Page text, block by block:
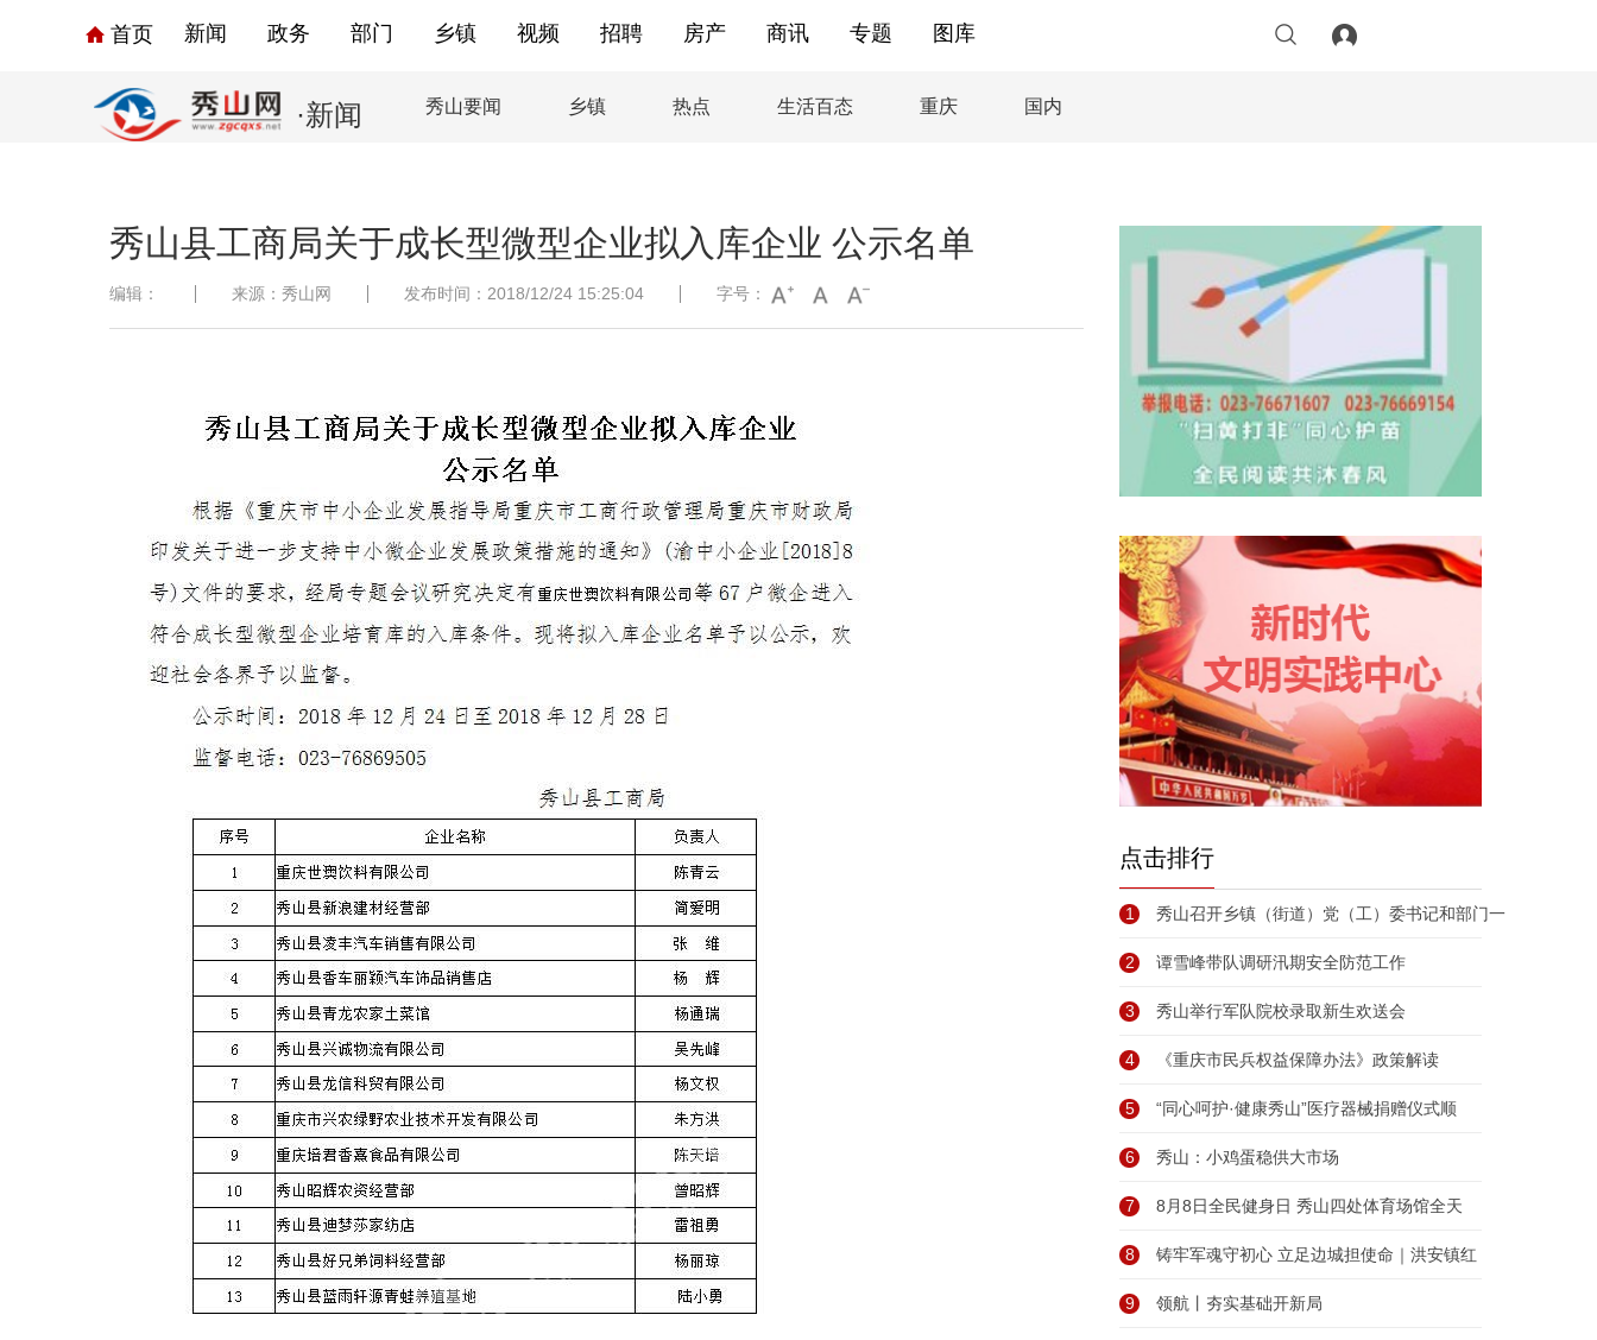
首页 新闻 政务 部门 乡镇 视频 招聘 房产 商讯 专题 图库
·新闻 秀山要闻 乡镇 热点 生活百态 重庆 国内
秀山县工商局关于成长型微型企业拟入库企业 公示名单
编辑： 来源：秀山网 发布时间：2018/12/24 15:25:04 字号：
点击排行
1 秀山召开乡镇（街道）党（工）委书记和部门一
2 谭雪峰带队调研汛期安全防范工作
3 秀山举行军队院校录取新生欢送会
4 《重庆市民兵权益保障办法》政策解读
5 “同心呵护·健康秀山”医疗器械捐赠仪式顺
6 秀山：小鸡蛋稳供大市场
7 8月8日全民健身日 秀山四处体育场馆全天
8 铸牢军魂守初心 立足边城担使命｜洪安镇红
9 领航丨夯实基础开新局